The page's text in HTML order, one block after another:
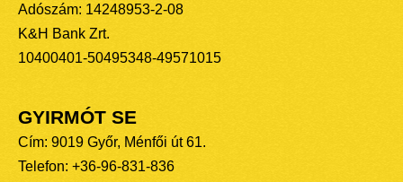
Adószám: 14248953-2-08
K&H Bank Zrt.
10400401-50495348-49571015
GYIRMÓT SE
Cím: 9019 Győr, Ménfői út 61.
Telefon: +36-96-831-836